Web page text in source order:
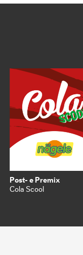
Post- e Premix
Cola Scool